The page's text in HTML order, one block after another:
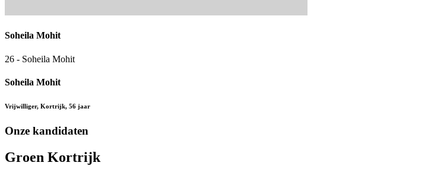
Soheila Mohit
26 - Soheila Mohit
Soheila Mohit
Vrijwilliger, Kortrijk, 56 jaar
Onze kandidaten
Groen Kortrijk